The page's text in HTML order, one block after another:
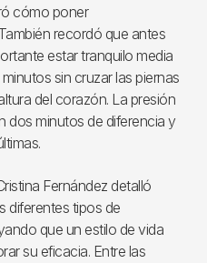
cómo poner
recordó que antes
estar tranquilo media
sin cruzar las piernas
del corazón. La presión
dos minutos de diferencia y
Fernández detalló
diferentes tipos de
que un estilo de vida
su eficacia. Entre las